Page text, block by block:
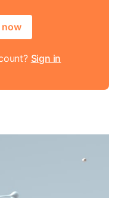
now
Sign in